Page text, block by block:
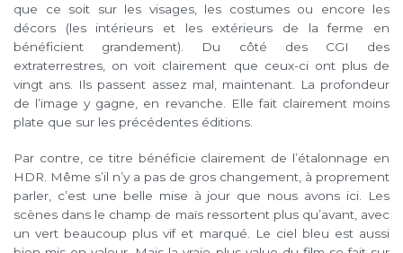
que ce soit sur les visages, les costumes ou encore les
décors (les intérieurs et les extérieurs de la ferme en
bénéficient grandement). Du côté des CGI des
extraterrestres, on voit clairement que ceux-ci ont plus de
vingt ans. Ils passent assez mal, maintenant. La profondeur
de l’image y gagne, en revanche. Elle fait clairement moins
plate que sur les précédentes éditions.
Par contre, ce titre bénéficie clairement de l’étalonnage en
HDR. Même s’il n’y a pas de gros changement, à proprement
parler, c’est une belle mise à jour que nous avons ici. Les
scènes dans le champ de maïs ressortent plus qu’avant, avec
un vert beaucoup plus vif et marqué. Le ciel bleu est aussi